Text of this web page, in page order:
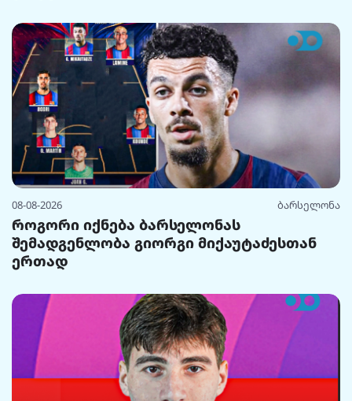
08-08-2026 ბარსელონა
როგორი იქნება ბარსელონას
შემადგენლობა გიორგი მიქაუტაძესთან
ერთად